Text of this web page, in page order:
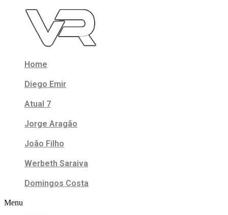
Home
Diego Emir
Atual 7
Jorge Aragão
João Filho
Werbeth Saraiva
Domingos Costa
Menu